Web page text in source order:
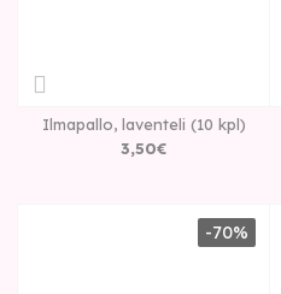
Ilmapallo, laventeli (10 kpl)
3,50€
-70%